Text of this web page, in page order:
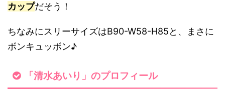
カップだそう！
ちなみにスリーサイズはB90-W58-H85と、まさに
ボンキュッボン♪
「清水あいり」のプロフィール